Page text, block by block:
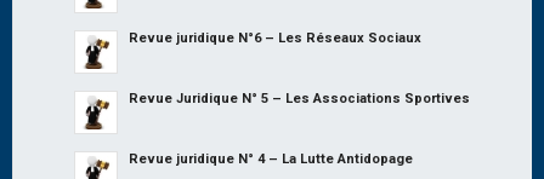
Revue juridique N°6 – Les Réseaux Sociaux
Revue Juridique N° 5 – Les Associations Sportives
Revue juridique N° 4 – La Lutte Antidopage